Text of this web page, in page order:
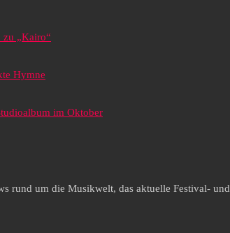
zu „Kairo“
Hymne
im Oktober
rund um die Musikwelt, das aktuelle Festival-